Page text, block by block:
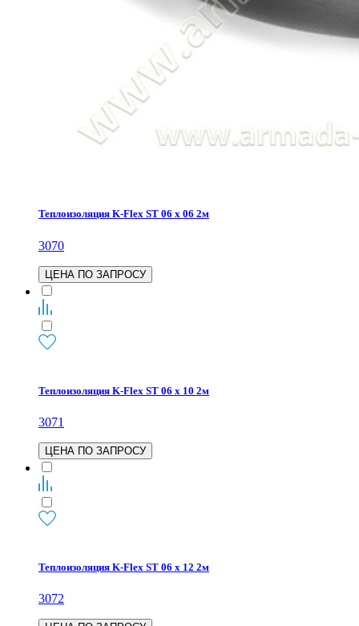
Теплоизоляция K-Flex ST 06 х 06 2м
3070
ЦЕНА ПО ЗАПРОСУ
Теплоизоляция K-Flex ST 06 х 10 2м
3071
ЦЕНА ПО ЗАПРОСУ
Теплоизоляция K-Flex ST 06 х 12 2м
3072